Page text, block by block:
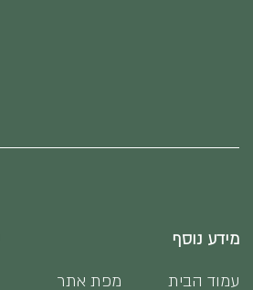
מידע נוסף
עמוד הבית
מפת אתר